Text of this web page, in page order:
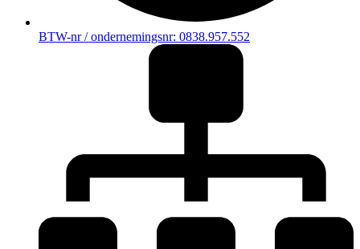
BTW-nr / ondernemingsnr: 0838.957.552